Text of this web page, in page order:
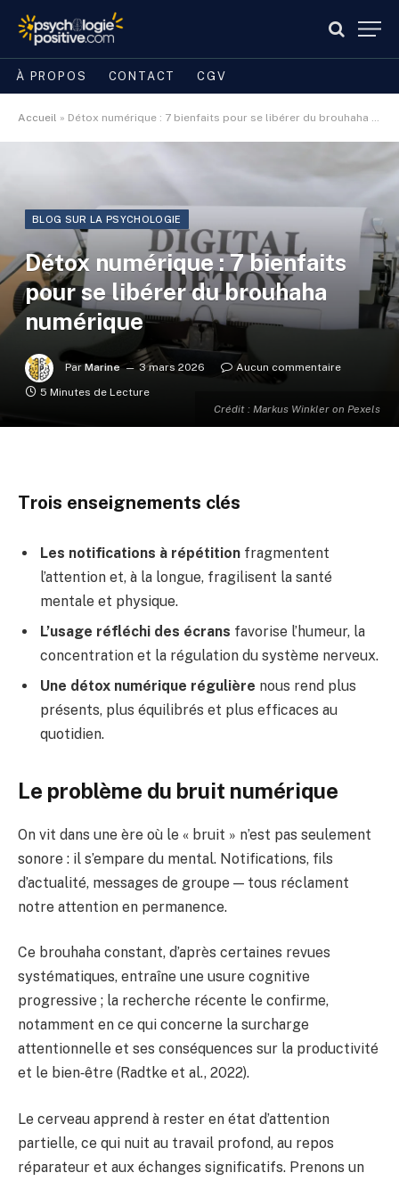
À PROPOS CONTACT CGV
Accueil » Détox numérique : 7 bienfaits pour se libérer du brouhaha numérique
Crédit : Markus Winkler on Pexels
BLOG SUR LA PSYCHOLOGIE
Détox numérique : 7 bienfaits
pour se libérer du brouhaha
numérique
Par Marine 3 mars 2026
Aucun commentaire
5 Minutes de Lecture
Trois enseignements clés
Les notifications à répétition fragmentent
l’attention et, à la longue, fragilisent la santé
mentale et physique.
L’usage réfléchi des écrans favorise l’humeur, la
concentration et la régulation du système nerveux.
Une détox numérique régulière nous rend plus
présents, plus équilibrés et plus efficaces au
quotidien.
Le problème du bruit numérique
On vit dans une ère où le « bruit » n’est pas seulement
sonore : il s’empare du mental. Notifications, fils
d’actualité, messages de groupe — tous réclament
notre attention en permanence.
Ce brouhaha constant, d’après certaines revues
systématiques, entraîne une usure cognitive
progressive ; la recherche récente le confirme,
notamment en ce qui concerne la surcharge
attentionnelle et ses conséquences sur la productivité
et le bien‑être (Radtke et al., 2022).
Le cerveau apprend à rester en état d’attention
partielle, ce qui nuit au travail profond, au repos
réparateur et aux échanges significatifs. Prenons un